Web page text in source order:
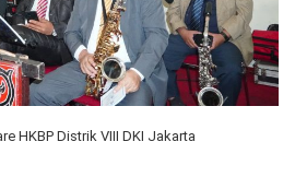
HKBP Distrik VIII DKI Jakarta